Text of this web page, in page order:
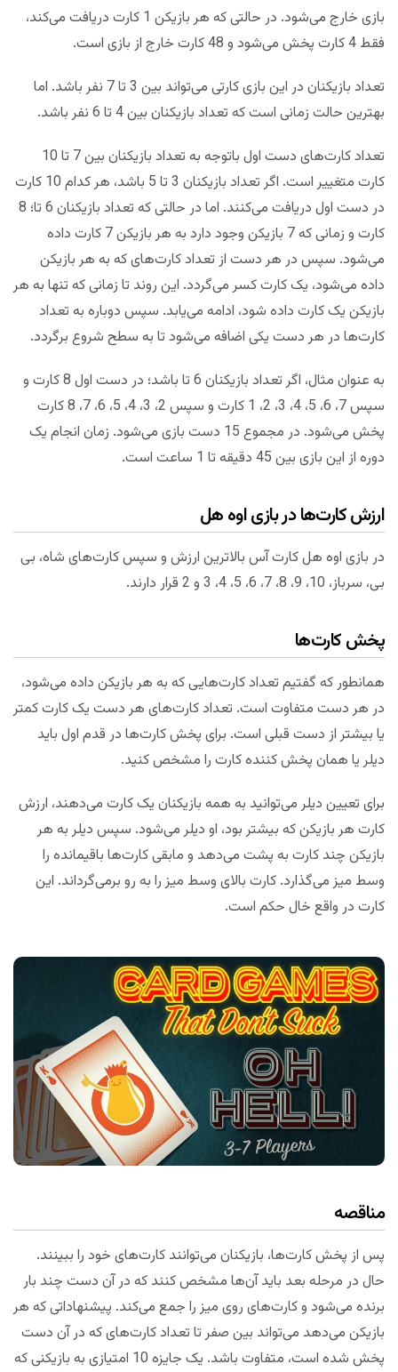
بازی خارج می‌شود. در حالتی که هر بازیکن 1 کارت دریافت می‌کند،
فقط 4 کارت پخش می‌شود و 48 کارت خارج از بازی است.
تعداد بازیکنان در این بازی کارتی می‌تواند بین 3 تا 7 نفر باشد. اما
بهترین حالت زمانی است که تعداد بازیکنان بین 4 تا 6 نفر باشد.
تعداد کارت‌های دست اول باتوجه به تعداد بازیکنان بین 7 تا 10
کارت متغییر است. اگر تعداد بازیکنان 3 تا 5 باشد، هر کدام 10 کارت
در دست اول دریافت می‌کنند. اما در حالتی که تعداد بازیکنان 6 تا؛ 8
کارت و زمانی که 7 بازیکن وجود دارد به هر بازیکن 7 کارت داده
می‌شود. سپس در هر دست از تعداد کارت‌های که به هر بازیکن
داده می‌شود، یک کارت کسر می‌گردد. این روند تا زمانی که تنها به هر
بازیکن یک کارت داده شود، ادامه می‌یابد. سپس دوباره به تعداد
کارت‌ها در هر دست یکی اضافه می‌شود تا به سطح شروع برگردد.
به عنوان مثال، اگر تعداد بازیکنان 6 تا باشد؛ در دست اول 8 کارت و
سپس 7، 6، 5، 4، 3، 2، 1 کارت و سپس 2، 3، 4، 5، 6، 7، 8 کارت
پخش می‌شود. در مجموع 15 دست بازی می‌شود. زمان انجام یک
دوره از این بازی بین 45 دقیقه تا 1 ساعت است.
ارزش کارت‌ها در بازی اوه هل
در بازی اوه هل کارت آس بالاترین ارزش و سپس کارت‌های شاه، بی
بی، سرباز، 10، 9، 8، 7، 6، 5، 4، 3 و 2 قرار دارند.
پخش کارت‌ها
همانطور که گفتیم تعداد کارت‌هایی که به هر بازیکن داده می‌شود،
در هر دست متفاوت است. تعداد کارت‌های هر دست یک کارت کمتر
یا بیشتر از دست قبلی است. برای پخش کارت‌ها در قدم اول باید
دیلر یا همان پخش کننده کارت را مشخص کنید.
برای تعیین دیلر می‌توانید به همه بازیکنان یک کارت می‌دهند، ارزش
کارت هر بازیکن که بیشتر بود، او دیلر می‌شود. سپس دیلر به هر
بازیکن چند کارت به پشت می‌دهد و مابقی کارت‌ها باقیمانده را
وسط میز می‌گذارد. کارت بالای وسط میز را به رو برمی‌گرداند. این
کارت در واقع خال حکم است.
مناقصه
پس از پخش کارت‌ها، بازیکنان می‌توانند کارت‌های خود را ببینند.
حال در مرحله بعد باید آن‌ها مشخص کنند که در آن دست چند بار
برنده می‌شود و کارت‌های روی میز را جمع می‌کند. پیشنهاداتی که هر
بازیکن می‌دهد می‌تواند بین صفر تا تعداد کارت‌های که در آن دست
پخش شده است، متفاوت باشد. یک جایزه 10 امتیازی به بازیکنی که